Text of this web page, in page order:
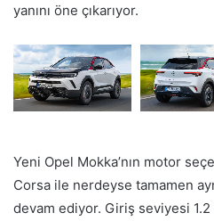
yanını öne çıkarıyor.
Yeni Opel Mokka’nın motor
Corsa ile nerdeyse tamamen
devam ediyor. Giriş seviyesi